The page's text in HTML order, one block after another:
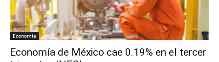
Economía
Economía de México cae 0.19% en el tercer